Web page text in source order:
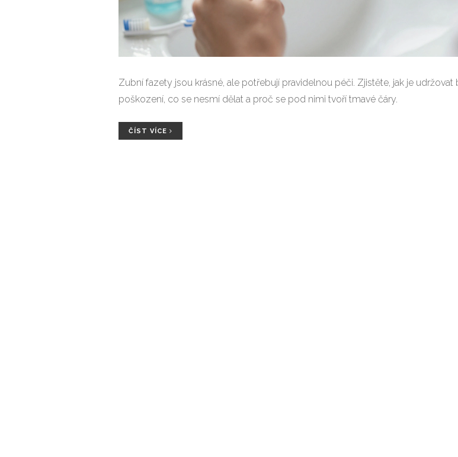
Zubní fazety jsou krásné, ale potřebují pravidelnou péči. Zjistěte, jak je udržovat
poškození, co se nesmí dělat a proč se pod nimi tvoří tmavé čáry.
ČÍST VÍCE